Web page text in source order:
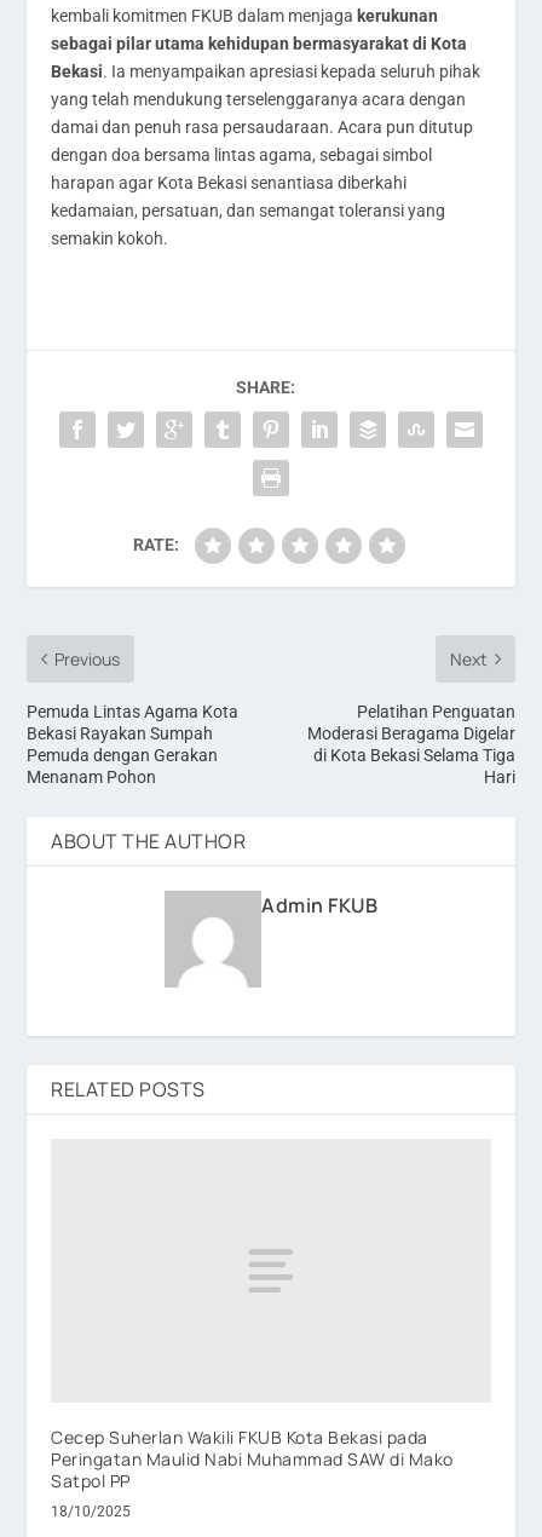
kembali komitmen FKUB dalam menjaga kerukunan
sebagai pilar utama kehidupan bermasyarakat di Kota
Bekasi. Ia menyampaikan apresiasi kepada seluruh pihak
yang telah mendukung terselenggaranya acara dengan
damai dan penuh rasa persaudaraan. Acara pun ditutup
dengan doa bersama lintas agama, sebagai simbol
harapan agar Kota Bekasi senantiasa diberkahi
kedamaian, persatuan, dan semangat toleransi yang
semakin kokoh.
SHARE:
RATE:
Previous
Pemuda Lintas Agama Kota
Bekasi Rayakan Sumpah
Pemuda dengan Gerakan
Menanam Pohon
Next
Pelatihan Penguatan
Moderasi Beragama Digelar
di Kota Bekasi Selama Tiga
Hari
ABOUT THE AUTHOR
Admin FKUB
RELATED POSTS
Cecep Suherlan Wakili FKUB Kota Bekasi pada
Peringatan Maulid Nabi Muhammad SAW di Mako
Satpol PP
18/10/2025